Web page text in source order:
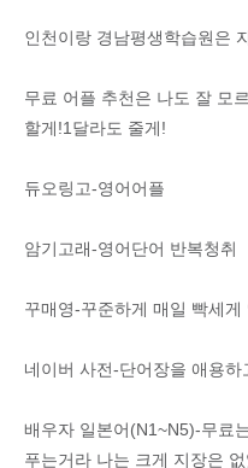
인천이랑 경남평생학습원은
무료 어플 추천은 나도 잘 모
할게!1달라도 줄게!
듀오링고-영어어플
암기고래-영어단어 반복청취
꾸매영-꾸준하게 매일 빡세게
네이버 사전-단어장을 애용하
배우자 일본어(N1~N5)-무료
푸는거라 나는 크게 지장은 없